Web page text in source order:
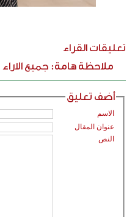
تعليقات القراء
ملاحظة هامة: جميع
أضف تعليق
الاسم
عنوان المقال
النص